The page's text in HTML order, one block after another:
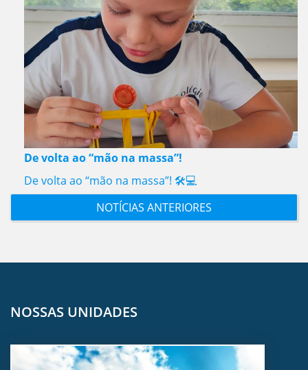
De volta ao “mão na massa”!
De volta ao “mão na massa”! 🛠️💻
NOTÍCIAS ANTERIORES
NOSSAS UNIDADES